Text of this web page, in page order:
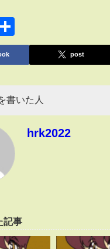
X
有
post
書いた人
hrk2022
記事